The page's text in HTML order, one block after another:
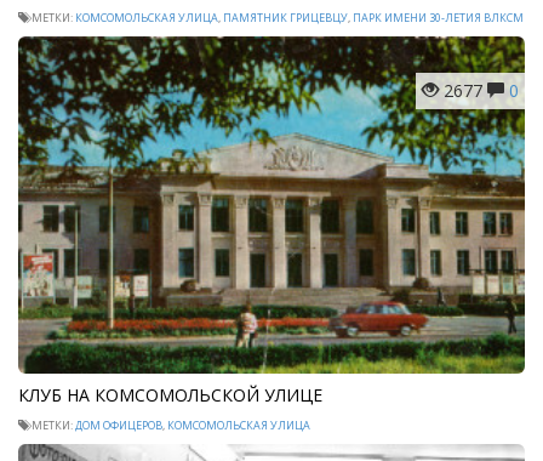
МЕТКИ: КОМСОМОЛЬСКАЯ УЛИЦА, ПАМЯТНИК ГРИЦЕВЦУ, ПАРК ИМЕНИ 30-ЛЕТИЯ ВЛКСМ
2677 0
КЛУБ НА КОМСОМОЛЬСКОЙ УЛИЦЕ
МЕТКИ:ДОМ ОФИЦЕРОВ, КОМСОМОЛЬСКАЯ УЛИЦА